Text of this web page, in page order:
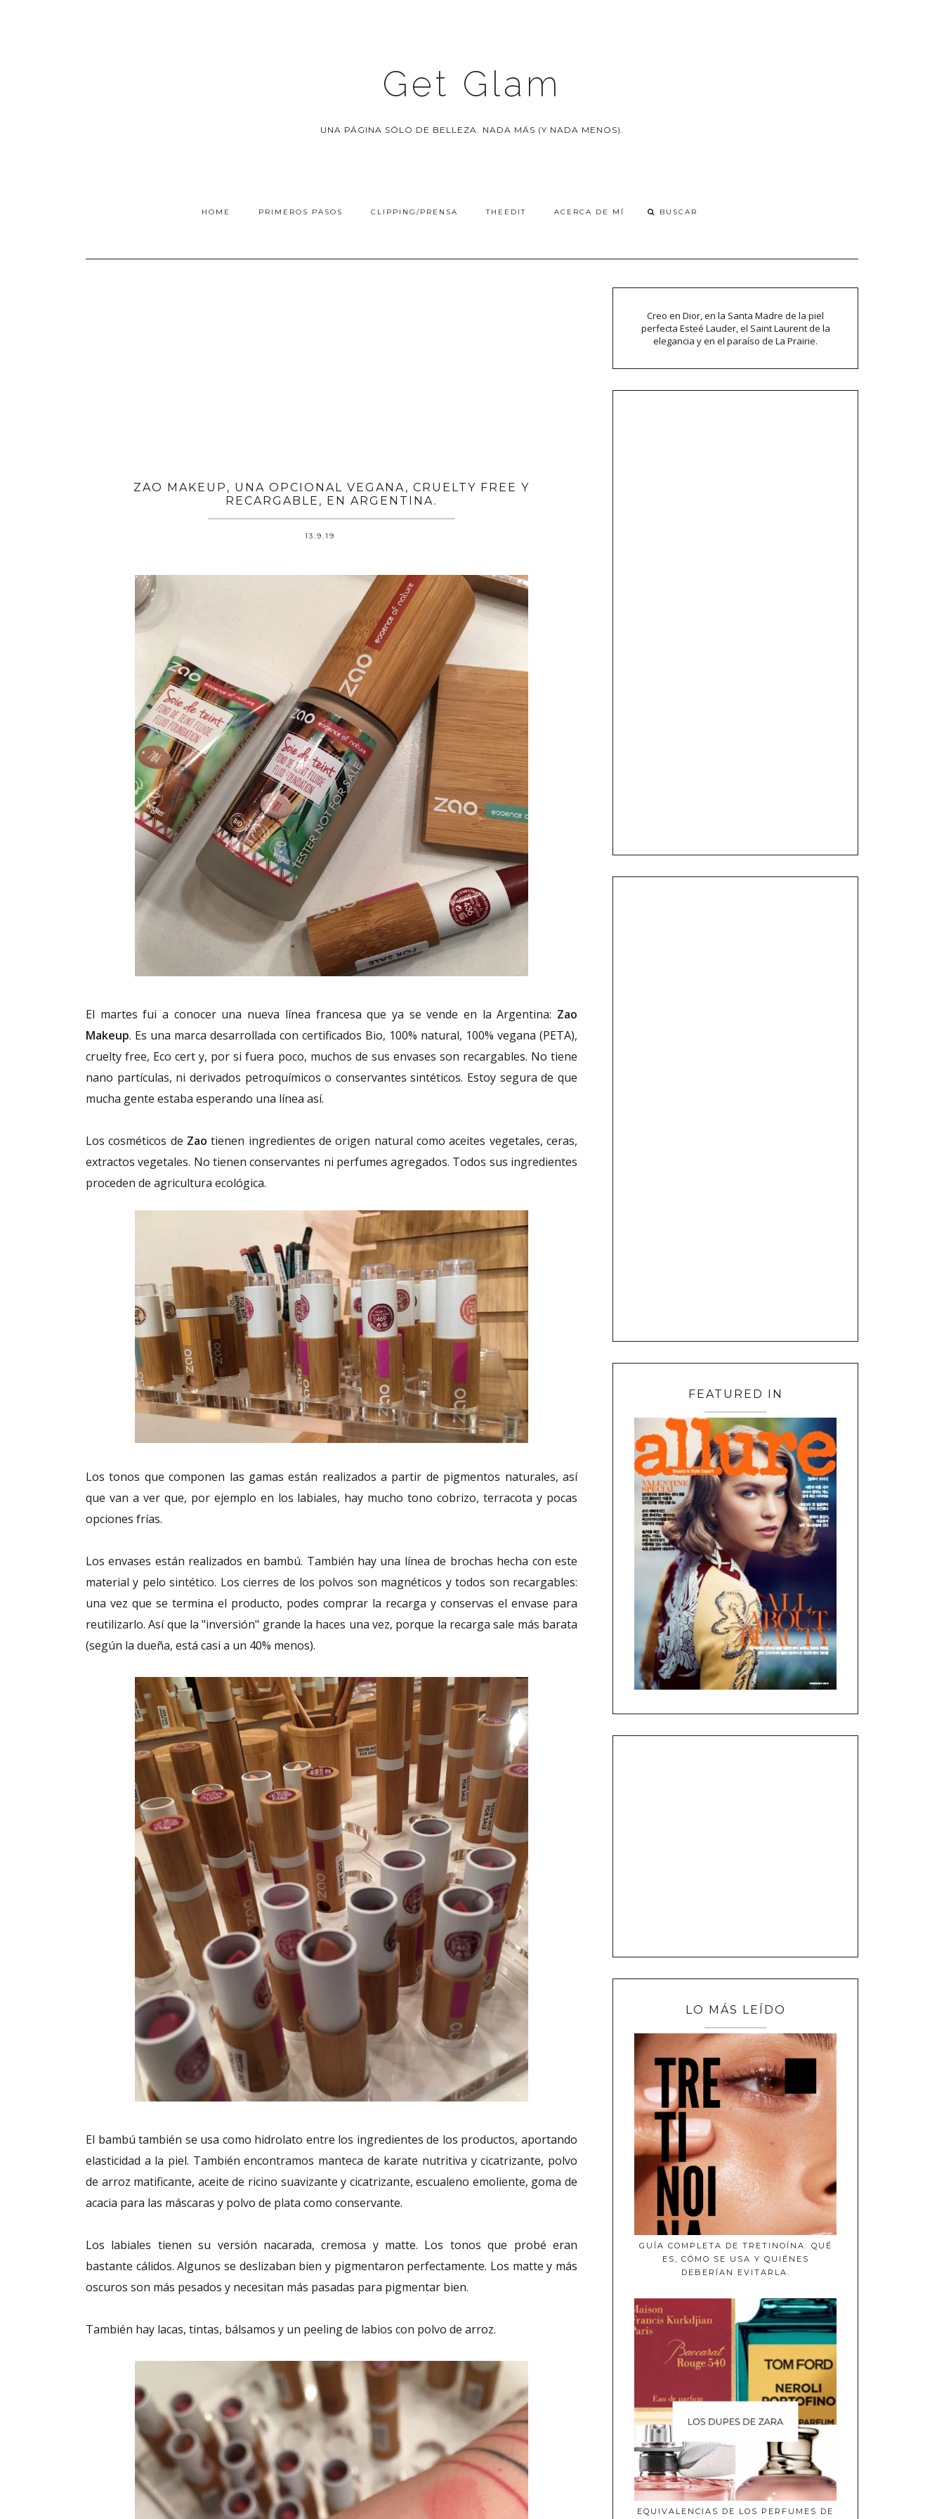
Get Glam
UNA PÁGINA SÓLO DE BELLEZA. NADA MÁS (Y NADA MENOS).
HOME PRIMEROS PASOS CLIPPING/PRENSA THEEDIT ACERCA DE MÍ
ZAO MAKEUP, UNA OPCIONAL VEGANA, CRUELTY FREE Y
RECARGABLE, EN ARGENTINA.
13.9.19
El martes fui a conocer una nueva línea francesa que ya se vende en la Argentina: Zao
Makeup. Es una marca desarrollada con certificados Bio, 100% natural, 100% vegana (PETA),
cruelty free, Eco cert y, por si fuera poco, muchos de sus envases son recargables. No tiene
nano partículas, ni derivados petroquímicos o conservantes sintéticos. Estoy segura de que
mucha gente estaba esperando una línea así.
Los cosméticos de Zao tienen ingredientes de origen natural como aceites vegetales, ceras,
extractos vegetales. No tienen conservantes ni perfumes agregados. Todos sus ingredientes
proceden de agricultura ecológica.
Los tonos que componen las gamas están realizados a partir de pigmentos naturales, así
que van a ver que, por ejemplo en los labiales, hay mucho tono cobrizo, terracota y pocas
opciones frías.
Los envases están realizados en bambú. También hay una línea de brochas hecha con este
material y pelo sintético. Los cierres de los polvos son magnéticos y todos son recargables:
una vez que se termina el producto, podes comprar la recarga y conservas el envase para
reutilizarlo. Así que la "inversión" grande la haces una vez, porque la recarga sale más barata
(según la dueña, está casi a un 40% menos).
El bambú también se usa como hidrolato entre los ingredientes de los productos, aportando
elasticidad a la piel. También encontramos manteca de karate nutritiva y cicatrizante, polvo
de arroz matificante, aceite de ricino suavizante y cicatrizante, escualeno emoliente, goma de
acacia para las máscaras y polvo de plata como conservante.
Los labiales tienen su versión nacarada, cremosa y matte. Los tonos que probé eran
bastante cálidos. Algunos se deslizaban bien y pigmentaron perfectamente. Los matte y más
oscuros son más pesados y necesitan más pasadas para pigmentar bien.
También hay lacas, tintas, bálsamos y un peeling de labios con polvo de arroz.
Creo en Dior, en la Santa Madre de la piel
perfecta Esteé Lauder, el Saint Laurent de la
elegancia y en el paraíso de La Prairie.
FEATURED IN
LO MÁS LEÍDO
GUÍA COMPLETA DE TRETINOÍNA: QUÉ
ES, CÓMO SE USA Y QUIÉNES
DEBERÍAN EVITARLA.
EQUIVALENCIAS DE LOS PERFUMES DE